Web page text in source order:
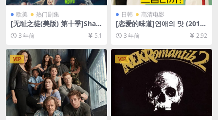
欧美 热门剧集
[无耻之徒(美版) 第十季]Sha
meless Season 10 (2019)[百
度网盘+夸克网盘1080P超清
未删减资源][网盘在线播放/下
载][MP4/36GB][中英字幕]
3 年前 5.1
日韩 高清电影
[恋爱的味道]연애의 맛 (2015)
[百度网盘+迅雷云盘资源1080
P超清未删减][MP4/6GB][韩
语中字]
3 年前 2.92
VIP VIP